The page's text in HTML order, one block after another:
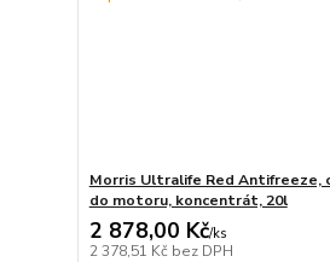
Morris Ultralife Red Antifreeze,
do motoru, koncentrát, 20l
2 878,00 Kč/ks
2 378,51 Kč bez DPH